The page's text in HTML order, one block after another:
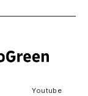
Youtube